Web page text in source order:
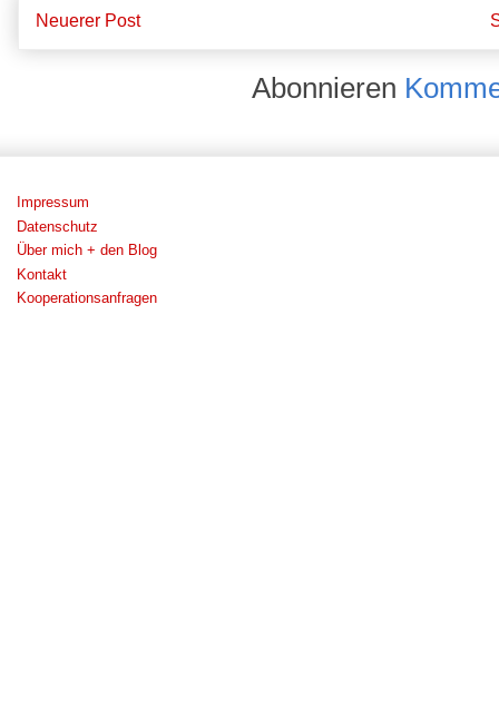
Neuerer Post
Abonnieren
Impressum
Datenschutz
Über mich + den Blog
Kontakt
Kooperationsanfragen